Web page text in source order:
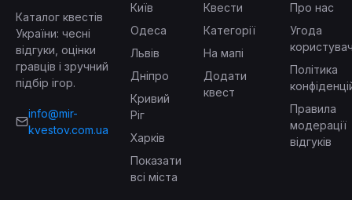
Каталог квестів
України: чесні
відгуки, оцінки
гравців і зручний
підбір ігор.
info@mir-
kvestov.com.ua
Київ
Одеса
Львів
Дніпро
Кривий
Ріг
Харків
Показати
всі міста
Квести
Категорії
На мапі
Додати
квест
Про нас
Угода
Політика
Правила
модерації
відгуків